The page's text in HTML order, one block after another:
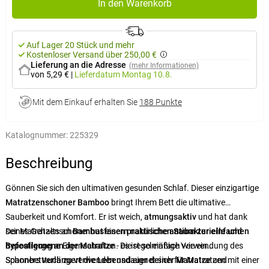
In den Warenkorb
Auf Lager 20 Stück und mehr
Kostenloser Versand über 250,00 €
Lieferung an die Adresse (mehr Informationen)
von 5,29 € | Lieferdatum Montag 10.8.
Mit dem Einkauf erhalten Sie 188 Punkte
Katalognummer:225329
Beschreibung
Gönnen Sie sich den ultimativen gesunden Schlaf. Dieser einzigartige
Matratzenschoner Bamboobringt Ihrem Bett die ultimative
Sauberkeit und Komfort. Er ist weich, atmungsaktivund hat dank
seines Gehalts anBambusfasernnatürlicheantibakterielle und
hypoallergeneEigenschaften. Die regelmäßige Verwendung des
Schonersverlängert die Lebensdauer deiner Matratzeund
Der Matratzenschoner hat einenpraktischen Saum zur einfachen
Befestigung an der Matratze- es ist so einfach wie ein
Spannbetttuch zu verwenden und eignet sich für Matratzen mit einer